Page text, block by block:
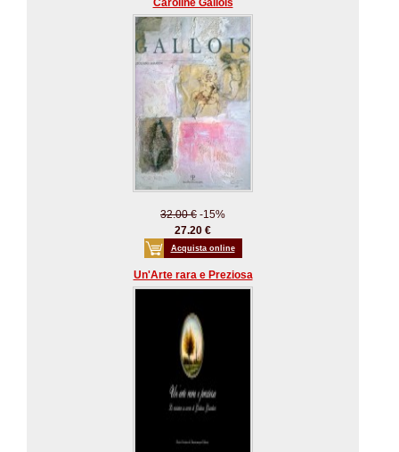
Caroline Gallois
32.00 € -15%
27.20 €
Acquista online
Un'Arte rara e Preziosa